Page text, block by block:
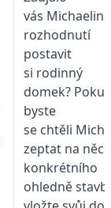
vás Michaelino
rozhodnutí
postavit
si rodinný
domek?
byste
se chtěli
zeptat na něco
konkrétního
ohledně